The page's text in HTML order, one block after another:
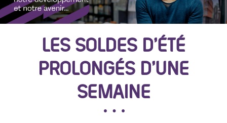
LES SOLDES D’ÉTÉ
PROLONGÉS D’UNE
SEMAINE